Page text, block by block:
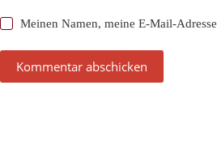
Meinen Namen, meine E-Mail-
Kommentar abschicken